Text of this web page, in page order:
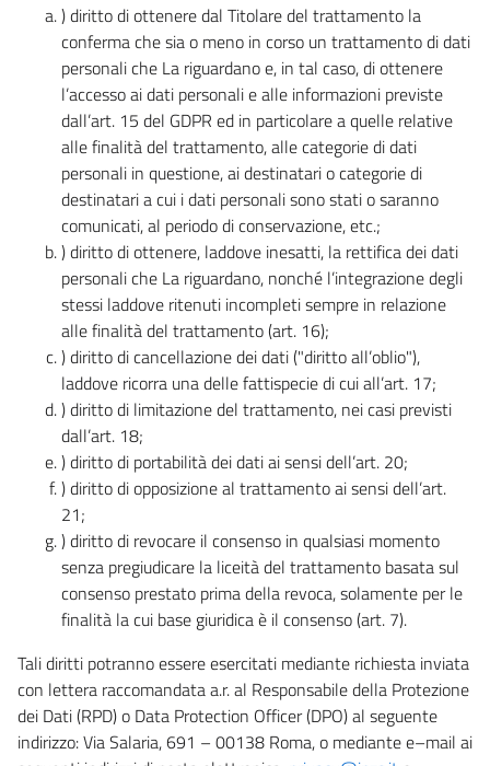
) diritto di ottenere dal Titolare del trattamento la
conferma che sia o meno in corso un trattamento di dati
personali che La riguardano e, in tal caso, di ottenere
l’accesso ai dati personali e alle informazioni previste
dall’art. 15 del GDPR ed in particolare a quelle relative
alle finalità del trattamento, alle categorie di dati
personali in questione, ai destinatari o categorie di
destinatari a cui i dati personali sono stati o saranno
comunicati, al periodo di conservazione, etc.;
) diritto di ottenere, laddove inesatti, la rettifica dei dati
personali che La riguardano, nonché l’integrazione degli
stessi laddove ritenuti incompleti sempre in relazione
alle finalità del trattamento (art. 16);
) diritto di cancellazione dei dati ("diritto all’oblio"),
laddove ricorra una delle fattispecie di cui all’art. 17;
) diritto di limitazione del trattamento, nei casi previsti
dall’art. 18;
) diritto di portabilità dei dati ai sensi dell’art. 20;
) diritto di opposizione al trattamento ai sensi dell’art.
21;
) diritto di revocare il consenso in qualsiasi momento
senza pregiudicare la liceità del trattamento basata sul
consenso prestato prima della revoca, solamente per le
finalità la cui base giuridica è il consenso (art. 7).
Tali diritti potranno essere esercitati mediante richiesta inviata
con lettera raccomandata a.r. al Responsabile della Protezione
dei Dati (RPD) o Data Protection Officer (DPO) al seguente
indirizzo: Via Salaria, 691 – 00138 Roma, o mediante e–mail ai